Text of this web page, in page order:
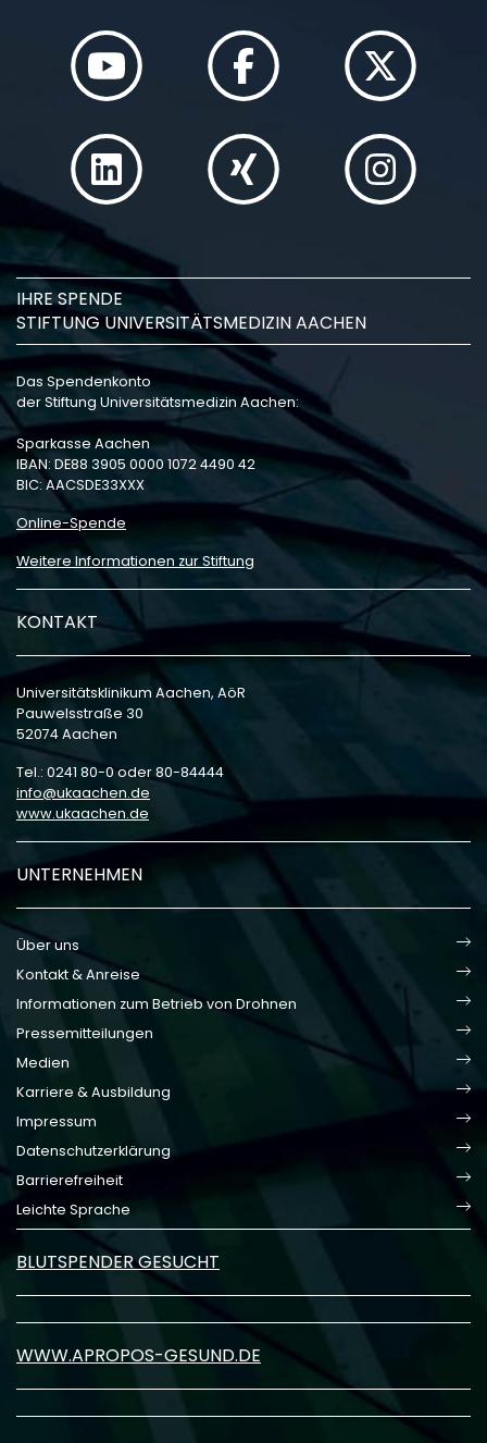
IHRE SPENDE
STIFTUNG UNIVERSITÄTSMEDIZIN AACHEN
Das Spendenkonto
der Stiftung Universitätsmedizin Aachen:
Sparkasse Aachen
IBAN: DE88 3905 0000 1072 4490 42
BIC: AACSDE33XXX
Online-Spende
Weitere Informationen zur Stiftung
KONTAKT
Universitätsklinikum Aachen, AöR
Pauwelsstraße 30
52074 Aachen
Tel.: 0241 80-0 oder 80-84444
info
ukaachen de
www.ukaachen.de
UNTERNEHMEN
Über uns
Kontakt & Anreise
Informationen zum Betrieb von Drohnen
Pressemitteilungen
Medien
Karriere & Ausbildung
Impressum
Datenschutzerklärung
Barrierefreiheit
Leichte Sprache
BLUTSPENDER GESUCHT
WWW.APROPOS-GESUND.DE